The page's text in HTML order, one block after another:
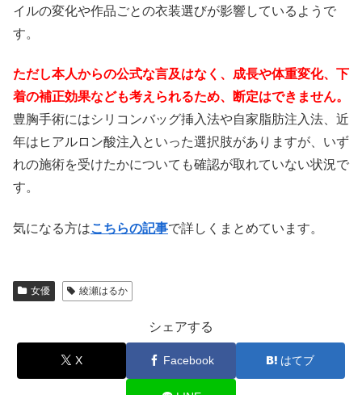
イルの変化や作品ごとの衣装選びが影響しているようで
す。
ただし本人からの公式な言及はなく、成長や体重変化、下
着の補正効果なども考えられるため、断定はできません。
豊胸手術にはシリコンバッグ挿入法や自家脂肪注入法、近
年はヒアルロン酸注入といった選択肢がありますが、いず
れの施術を受けたかについても確認が取れていない状況で
す。
気になる方はこちらの記事で詳しくまとめています。
女優 綾瀬はるか
シェアする
X Facebook はてブ